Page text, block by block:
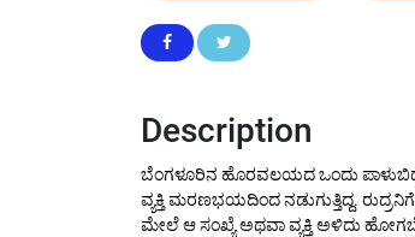
Description
ಬೆಂಗಳೂರಿನ ಹೊರವಲಯದ ಒಂದು ಪಾಳುಬಿದ್ದ
ವ್ಯಕ್ತಿ ಮರಣಭಯದಿಂದ ನಡುಗುತ್ತಿದ್ದ.
ಮೇಲೆ ಆ ಸಂಖ್ಯೆ ಅಥವಾ ವ್ಯಕ್ತಿ ಅಳಿದು